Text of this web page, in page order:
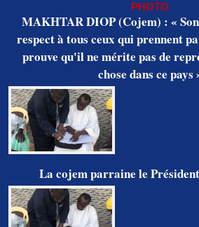
PHOTO
MAKHTAR DIOP (Cojem) : «
respect à tous ceux qui prennent
prouve qu'il ne mérite pas de
chose dans ce pays
La cojem parraine le